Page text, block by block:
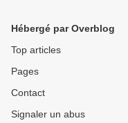
Hébergé par Overblog
Top articles
Pages
Contact
Signaler un abus